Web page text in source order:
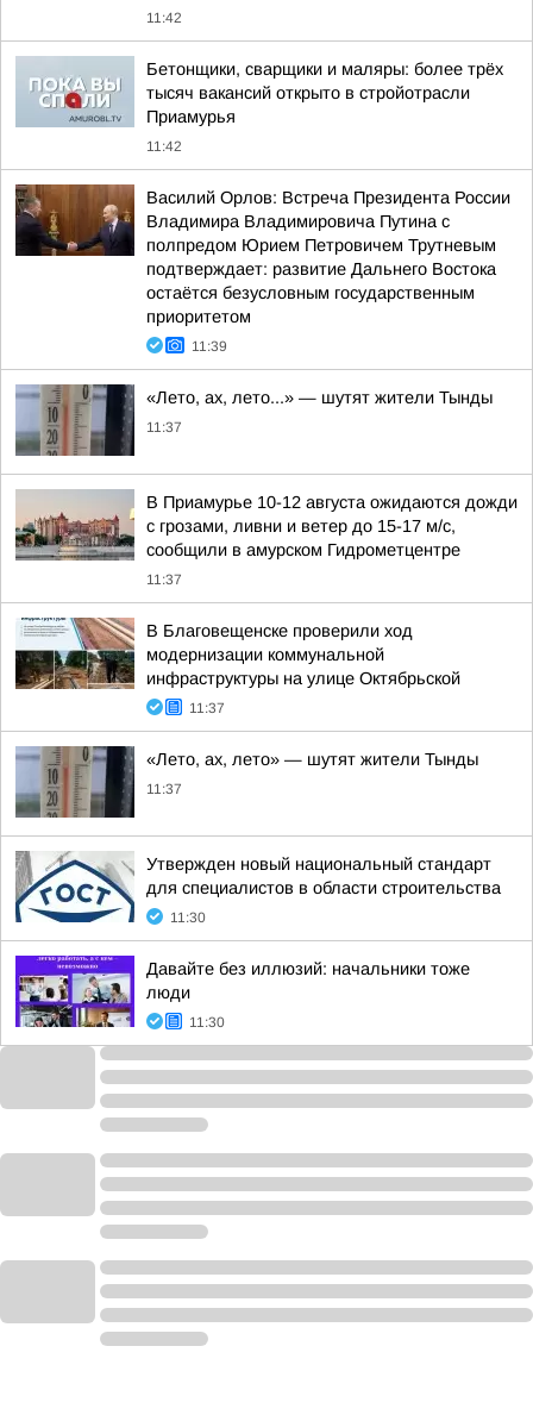
11:42
Бетонщики, сварщики и маляры: более трёх
тысяч вакансий открыто в стройотрасли
Приамурья
11:42
Василий Орлов: Встреча Президента России
Владимира Владимировича Путина с
полпредом Юрием Петровичем Трутневым
подтверждает: развитие Дальнего Востока
остаётся безусловным государственным
приоритетом
11:39
«Лето, ах, лето...» — шутят жители Тынды
11:37
В Приамурье 10-12 августа ожидаются дожди
с грозами, ливни и ветер до 15-17 м/с,
сообщили в амурском Гидрометцентре
11:37
В Благовещенске проверили ход
модернизации коммунальной
инфраструктуры на улице Октябрьской
11:37
«Лето, ах, лето» — шутят жители Тынды
11:37
Утвержден новый национальный стандарт
для специалистов в области строительства
11:30
Давайте без иллюзий: начальники тоже
люди
11:30